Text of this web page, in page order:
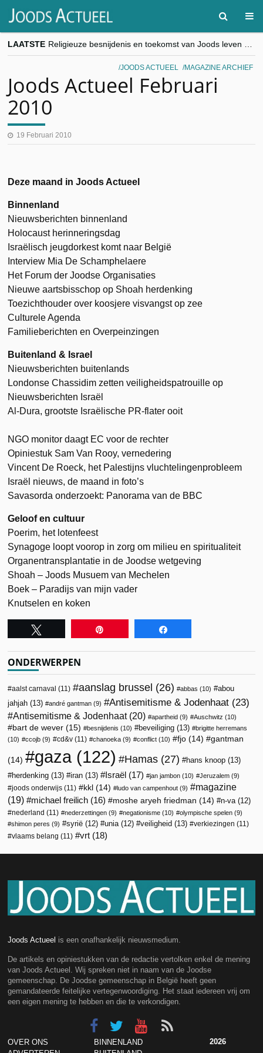
LAATSTE
“Besnijdenisdebat toont hoe moeilijk seculiere Westen minderheden begrijpt”, Jinnih Beels (Vooruit)
CITYTRIP | ROEMENIË – Boekarest: de verrassing van Oost-Europa
JOODS ACTUEEL MAGAZINE ARCHIEF
Joods Actueel Februari
2010
19 Februari 2010
Deze maand in Joods Actueel
Binnenland
Nieuwsberichten binnenland
Holocaust herinneringsdag
Israëlisch jeugdorkest komt naar België
Interview Mia De Schamphelaere
Het Forum der Joodse Organisaties
Nieuwe aartsbisschop op Shoah herdenking
Toezichthouder over koosjere visvangst op zee
Culturele Agenda
Familieberichten en Overpeinzingen
Buitenland & Israel
Nieuwsberichten buitenlands
Londonse Chassidim zetten veiligheidspatrouille op
Nieuwsberichten Israël
Al-Dura, grootste Israëlische PR-flater ooit
NGO monitor daagt EC voor de rechter
Opiniestuk Sam Van Rooy, vernedering
Vincent De Roeck, het Palestijns vluchtelingenprobleem
Israël nieuws, de maand in foto’s
Savasorda onderzoekt: Panorama van de BBC
Geloof en cultuur
Poerim, het lotenfeest
Synagoge loopt voorop in zorg om milieu en spiritualiteit
Organentransplantatie in de Joodse wetgeving
Shoah – Joods Musuem van Mechelen
Boek – Paradijs van mijn vader
Knutselen en koken
ONDERWERPEN
aalst carnaval (11) aanslag brussel (26) abbas (10)
abou
jahjah (13) andré gantman (9) Antisemitisme & Jodenhaat (23)
Antisemitisme & Jodenhaat(20) apartheid (9) Auschwitz (10)
bart de wever (15) besnijdenis (10) beveiliging (13)
brigitte herremans
(10)
ccojb (9) cd&v (11) chanoeka (9) conflict (10) fjo (14) gantman
(14) gaza (122) Hamas (27) hans knoop (13)
herdenking (13) iran (13) Israël (17) jan jambon (10) Jeruzalem (9)
joods onderwijs (11) kkl (14) ludo van campenhout (9)
magazine
(19)
michael freilich (16) moshe aryeh friedman (14) n-va (12)
nederland (11) nederzettingen (9) negationisme (10) olympische spelen (9)
shimon peres (9) syrië (12) unia (12) veiligheid (13) verkiezingen (11)
vlaams belang (11) vrt (18)
Joods Actueel is een onafhankelijk nieuwsmedium.
De artikels en opiniestukken van de redactie vertolken enkel de mening
van Joods Actueel. Wij spreken niet in naam van de Joodse
gemeenschap. De Joodse gemeenschap in België heeft geen
gemandateerde feitelijke vertegenwoordiging. Het staat iedereen vrij om
een eigen mening te hebben en die te verkondigen.
OVER ONS
BINNENLAND
2026